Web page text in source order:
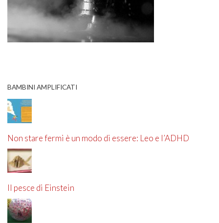
BAMBINI AMPLIFICATI
Non stare fermi è un modo di essere: Leo e l’ADHD
Il pesce di Einstein